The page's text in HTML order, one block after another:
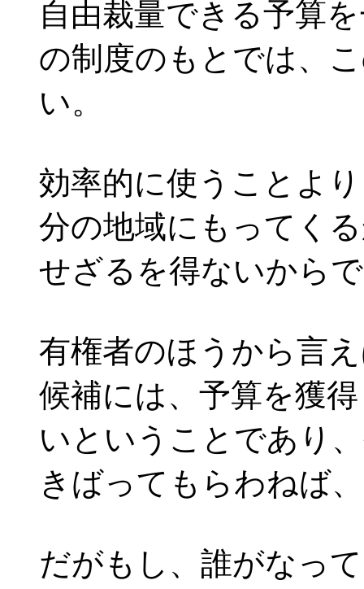
自由裁量できる予算
の制度のもとでは、
い。
効率的に使うことよ
分の地域にもってく
せざるを得ないから
有権者のほうから言
候補には、予算を獲
いということであり
きばってもらわねば
だがもし、誰がなっ